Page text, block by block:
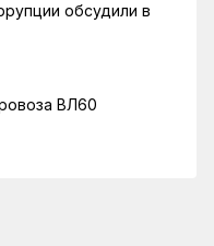
обсудили в
ВЛ60